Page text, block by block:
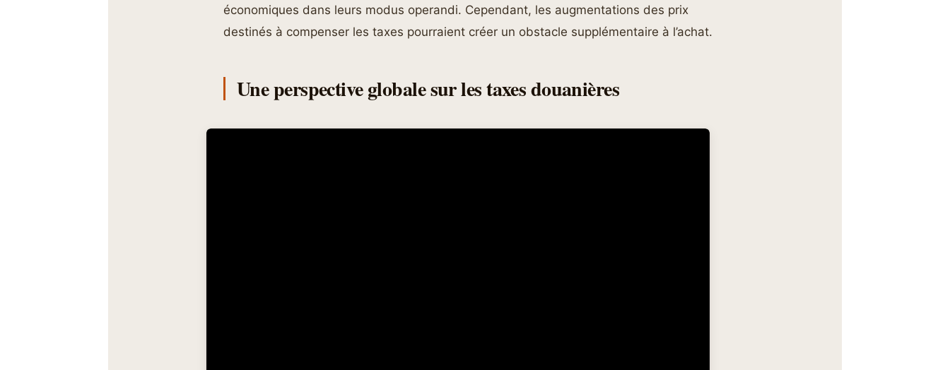
économiques dans leurs modus operandi. Cependant, les augmentations des prix
destinés à compenser les taxes pourraient créer un obstacle supplémentaire à l’achat.
Une perspective globale sur les taxes douanières